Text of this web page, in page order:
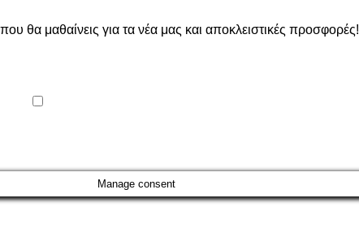
θα μαθαίνεις για τα νέα μας και αποκλειστικές προσφορές!
Manage consent